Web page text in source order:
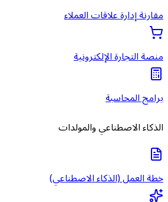
مقارنة إدارة علاقات العملاء
منصة التجارة الإلكترونية
برامج المحاسبة
الذكاء الاصطناعي والمولدات
خطة العمل (الذكاء الاصطناعي)